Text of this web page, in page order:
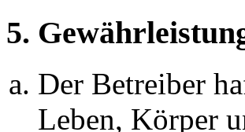
5.
Der Betreiber
Leben, Körper